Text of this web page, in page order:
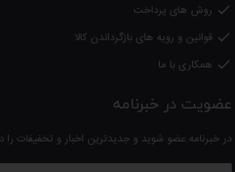
 روش های پرداخت
 قوانین و رویه های بازگرداندن کالا
 همکاری با ما
عضویت در خبرنامه
در خبرنامه عضو شوید و جدیدترین اخبار و تخفیفات را